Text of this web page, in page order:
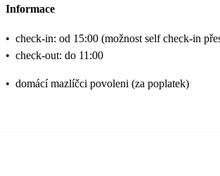
Informace
• check-in: od 15:00 (možnost self check-in
• check-out: do 11:00
• domácí mazlíčci povoleni (za poplatek)